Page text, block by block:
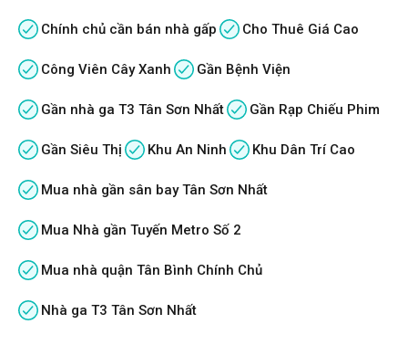
Chính chủ cần bán nhà gấp Cho Thuê Giá Cao
Công Viên Cây Xanh Gần Bệnh Viện
Gần nhà ga T3 Tân Sơn Nhất Gần Rạp Chiếu Phim
Gần Siêu Thị Khu An Ninh Khu Dân Trí Cao
Mua nhà gần sân bay Tân Sơn Nhất
Mua Nhà gần Tuyến Metro Số 2
Mua nhà quận Tân Bình Chính Chủ
Nhà ga T3 Tân Sơn Nhất